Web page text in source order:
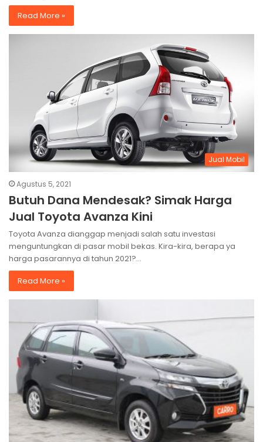
Read More »
Jual Mobil
Agustus 5, 2021
Butuh Dana Mendesak? Simak Harga
Jual Toyota Avanza Kini
Toyota Avanza dianggap menjadi salah satu investasi
menguntungkan di pasar mobil bekas. Kira-kira, berapa ya
harga pasarannya di tahun 2021?…
Read More »